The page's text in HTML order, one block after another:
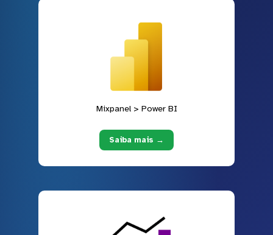
Mixpanel > Power BI
Saiba mais →